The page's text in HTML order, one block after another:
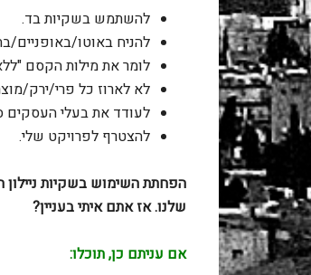
להשתמש בשקיות בד.
להניח באוטו/
לומר את מילות הקסם
לא לארוז כל פרי/ירק/
לעודד את בעלי העסקים
להצטרף לפרויקט שלי.
הפחתת השימוש בשקיות
שלנו. אז אתם איתי בעניין?
אם עניתם כן, תוכלו: